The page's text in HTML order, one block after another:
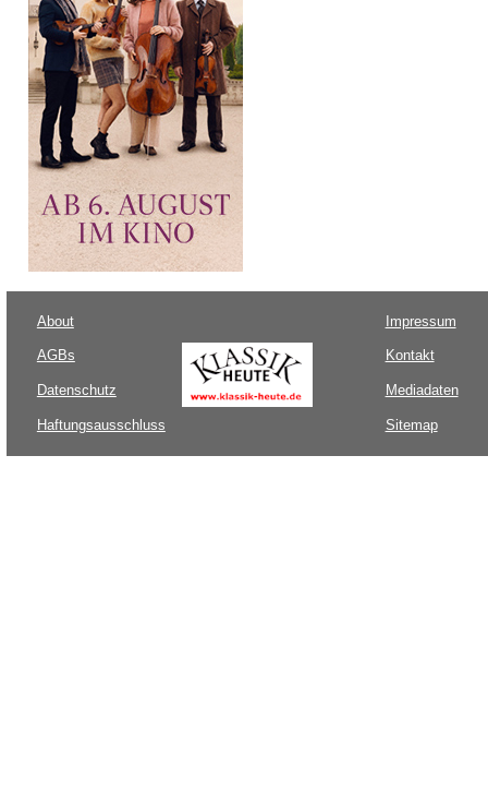
About
AGBs
Datenschutz
Haftungsausschluss
Impressum
Kontakt
Mediadaten
Sitemap